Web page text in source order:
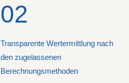
02
Transparente Wertermittlung nach
den zugelassenen
Berechnungsmethoden